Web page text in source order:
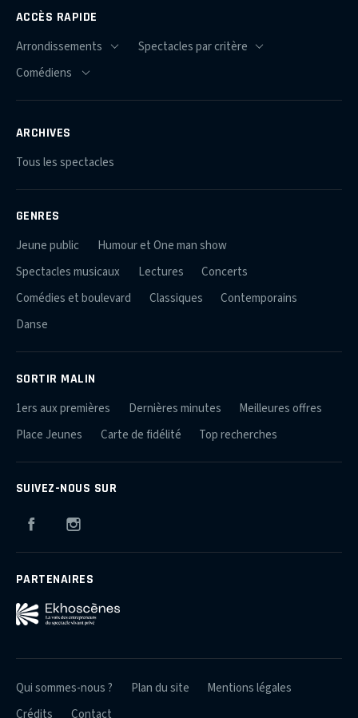
ACCÈS RAPIDE
ARCHIVES
Tous les spectacles
GENRES
Jeune public
Humour et One man show
Spectacles musicaux
Lectures
Concerts
Comédies et boulevard
Classiques
Contemporains
Danse
SORTIR MALIN
1ers aux premières Dernières minutes
Meilleures offres
Place Jeunes
Carte de fidélité Top recherches
SUIVEZ-NOUS SUR
Facebook
PARTENAIRES
Qui sommes-nous ? Plan du site
Mentions légales